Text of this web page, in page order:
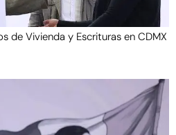
de Vivienda y Escrituras en CDMX